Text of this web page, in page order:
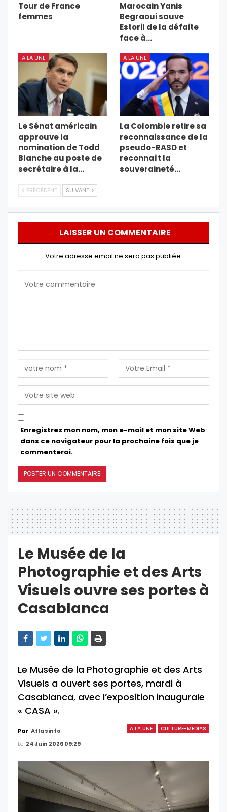
Tour de France
femmes
Marocain Yanis
Begraoui sauve
Estoril de la défaite
face à…
A LA UNE
Le Sénat américain
approuve la
nomination de Todd
Blanche au poste de
secrétaire à la…
A LA UNE
La Colombie retire sa
reconnaissance de la
pseudo-RASD et
reconnaît la
souveraineté…
PRÉCÉDENT SUIVANT
LAISSER UN COMMENTAIRE
Votre adresse email ne sera pas publiée.
Enregistrez mon nom, mon e-mail et mon site Web
dans ce navigateur pour la prochaine fois que je
commenterai.
Le Musée de la
Photographie et des Arts
Visuels ouvre ses portes à
Casablanca
Le Musée de la Photographie et des Arts
Visuels a ouvert ses portes, mardi à
Casablanca, avec l’exposition inaugurale
« CASA ».
A LA UNE CULTURE-MEDIAS
Par Atlasinfo
Le 24 Juin 2026 09:29